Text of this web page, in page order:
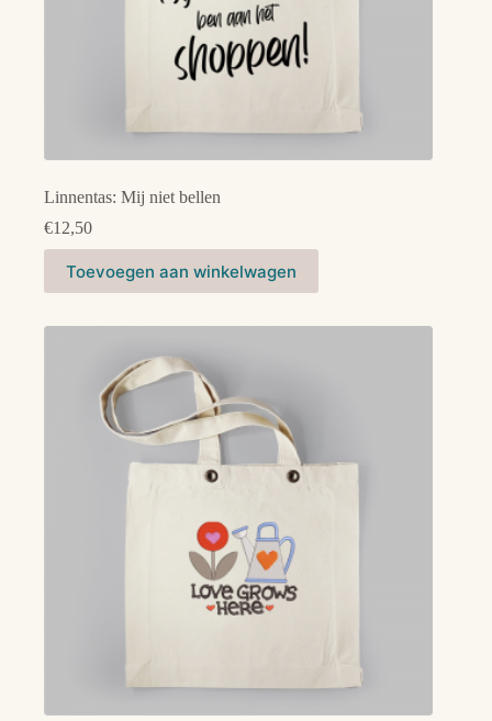
Linnentas: Mij niet bellen
€12,50
Toevoegen aan winkelwagen